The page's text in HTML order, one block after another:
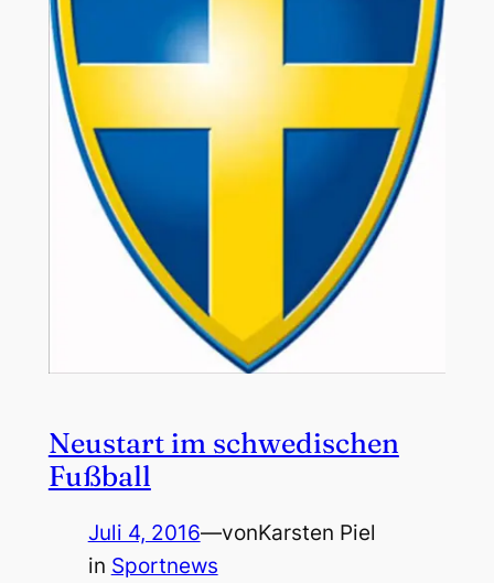
Neustart im schwedischen
Fußball
Juli 4, 2016—vonKarsten Piel
in Sportnews